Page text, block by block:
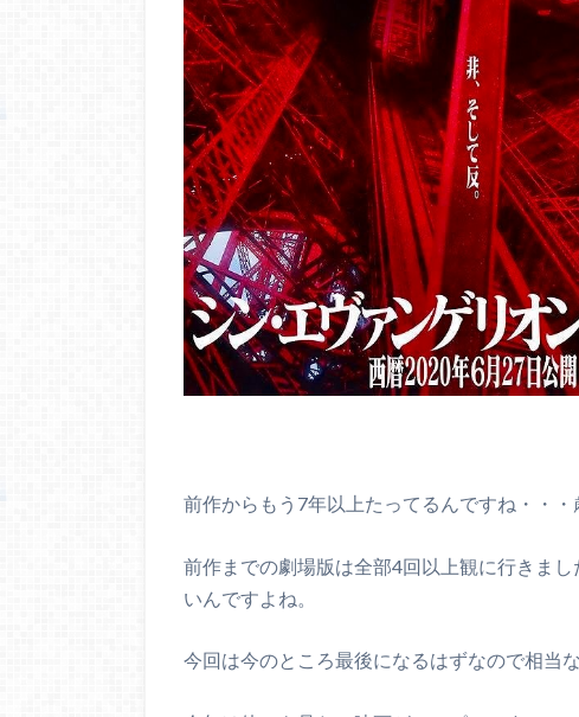
前作からもう7年以上たってるんですね・・・
前作までの劇場版は全部4回以上観に行きま
いんですよね。
今回は今のところ最後になるはずなので相当